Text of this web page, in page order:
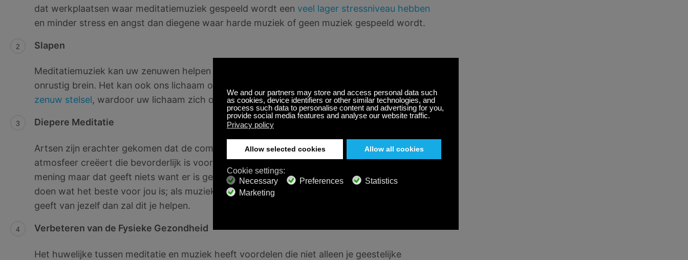
dat werkplaatsen waar meditatiemuziek gespeeld wordt een veel lager stressniveau hebben
en minder stress en angst dan diegene waar harde muziek of geen muziek gespeeld wordt.
Slapen
Meditatiemuziek kan uw zenuwen helpen kalmeren en de aandacht afleiden van een
onrustig brein. Het kan ook ons lichaam ontspannen door stimulatie
zenuw stelsel, wardoor uw lichaam zich ontspant en gereed maakt om te gaan slapen.
Diepere Meditatie
Artsen zijn erachter gekomen dat de combinatie van muziek en meditatie een rustgevende
atmosfeer creëert die bevorderlijk is voor stressvermindering. Niet alle artsen delen deze
mening maar dat geeft niets want er is geen enkele “juiste manier” in de praktijk. Je moet
doen wat het beste voor jou is; als muziek jou motiveert en kalmeert en je een dieper besef
geeft van jezelf dan zal dit je helpen.
Verbeteren van de Fysieke Gezondheid
Het huwelijke tussen meditatie en muziek heeft voordelen die niet alleen je geestelijke